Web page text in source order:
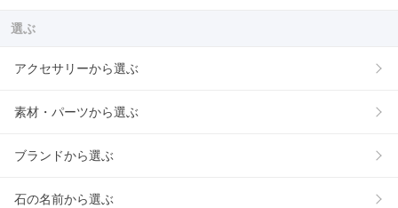
選ぶ
アクセサリーから選ぶ
素材・パーツから選ぶ
ブランドから選ぶ
石の名前から選ぶ